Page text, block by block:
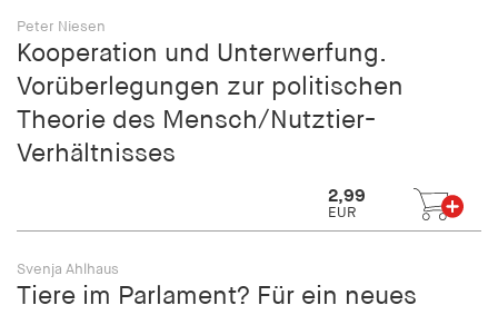
Peter Niesen
Kooperation und Unterwerfung.
Vorüberlegungen zur politischen
Theorie des Mensch/Nutztier-
Verhältnisses
2,99
EUR
Svenja Ahlhaus
Tiere im Parlament? Für ein neues